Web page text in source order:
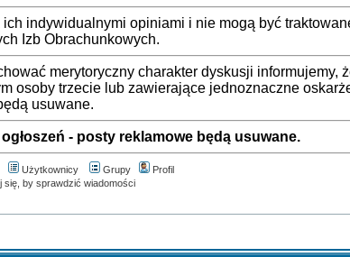
indywidualnymi opiniami i nie mogą być
Izb Obrachunkowych.
merytoryczny charakter dyskusji informujemy,
osoby trzecie lub zawierające jednoznaczne
usuwane.
- posty reklamowe będą usuwane.
Użytkownicy Grupy
Profil
się, by sprawdzić wiadomości